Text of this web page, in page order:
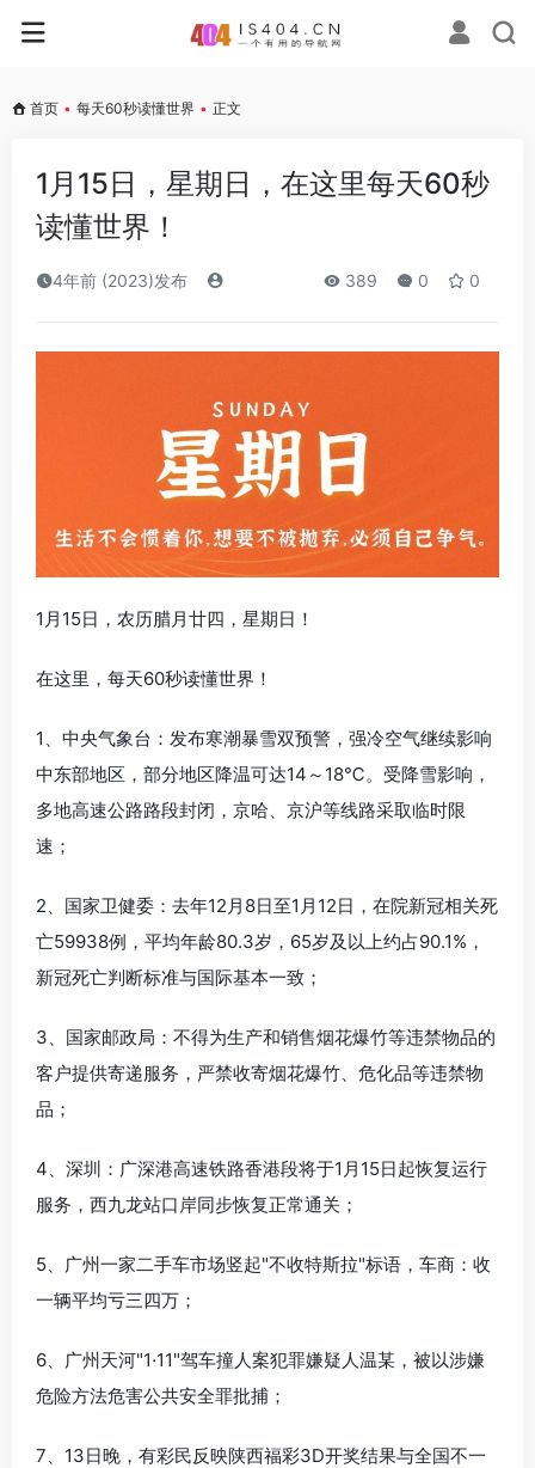
首页 • 每天60秒读懂世界 • 正文
1月15日，星期日，在这里每天60秒
读懂世界！
4年前 (2023)发布 389 0 0
1月15日，农历腊月廿四，星期日！
在这里，每天60秒读懂世界！
1、中央气象台：发布寒潮暴雪双预警，强冷空气继续影响
中东部地区，部分地区降温可达14～18℃。受降雪影响，
多地高速公路路段封闭，京哈、京沪等线路采取临时限
速；
2、国家卫健委：去年12月8日至1月12日，在院新冠相关死
亡59938例，平均年龄80.3岁，65岁及以上约占90.1%，
新冠死亡判断标准与国际基本一致；
3、国家邮政局：不得为生产和销售烟花爆竹等违禁物品的
客户提供寄递服务，严禁收寄烟花爆竹、危化品等违禁物
品；
4、深圳：广深港高速铁路香港段将于1月15日起恢复运行
服务，西九龙站口岸同步恢复正常通关；
5、广州一家二手车市场竖起"不收特斯拉"标语，车商：收
一辆平均亏三四万；
6、广州天河"1·11"驾车撞人案犯罪嫌疑人温某，被以涉嫌
危险方法危害公共安全罪批捕；
7、13日晚，有彩民反映陕西福彩3D开奖结果与全国不一